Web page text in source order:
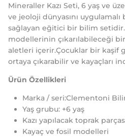
Mineraller Kazı Seti, 6 yaş ve
ve jeoloji dünyasını
sağlayan eğitici bir bilim
modellerinin çıkarılabileceği bir
aletleri içerir.Çocuklar bir kaşif
ortaya çıkarabilir ve kayaçları
Ürün Özellikleri
Marka / seri:Clementoni
Yaş grubu: +6 yaş
Kazı yapılacak toprak
Kayaç ve fosil modelleri